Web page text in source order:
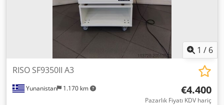
1 / 6
Yunanistan 1.170 km
RISO SF9350II A3
€4.400
Pazarlık Fiyatı KDV hariç